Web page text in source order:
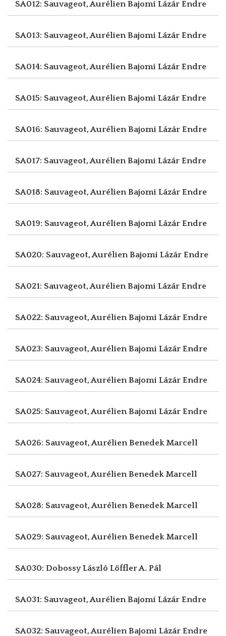
SA012: Sauvageot, AurélienBajomi Lázár Endre
SA013: Sauvageot, AurélienBajomi Lázár Endre
SA014: Sauvageot, AurélienBajomi Lázár Endre
SA015: Sauvageot, AurélienBajomi Lázár Endre
SA016: Sauvageot, AurélienBajomi Lázár Endre
SA017: Sauvageot, AurélienBajomi Lázár Endre
SA018: Sauvageot, AurélienBajomi Lázár Endre
SA019: Sauvageot, AurélienBajomi Lázár Endre
SA020: Sauvageot, AurélienBajomi Lázár Endre
SA021: Sauvageot, AurélienBajomi Lázár Endre
SA022: Sauvageot, AurélienBajomi Lázár Endre
SA023: Sauvageot, AurélienBajomi Lázár Endre
SA024: Sauvageot, AurélienBajomi Lázár Endre
SA025: Sauvageot, AurélienBajomi Lázár Endre
SA026: Sauvageot, AurélienBenedek Marcell
SA027: Sauvageot, AurélienBenedek Marcell
SA028: Sauvageot, AurélienBenedek Marcell
SA029: Sauvageot, AurélienBenedek Marcell
SA030: Dobossy László Löffler A. Pál
SA031: Sauvageot, AurélienBajomi Lázár Endre
SA032: Sauvageot, AurélienBajomi Lázár Endre